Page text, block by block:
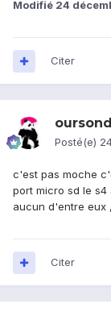
Modifié 24
Citer
Posté(e)
c'est pas moche
port micro sd le s4
aucun d'entre eux
Citer